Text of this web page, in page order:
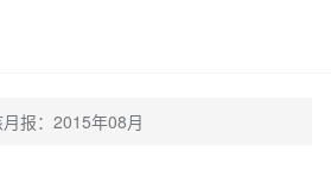
报：2015年08月